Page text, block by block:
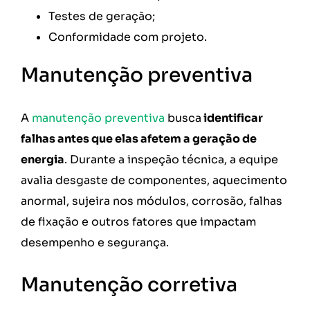
Testes de geração;
Conformidade com projeto.
Manutenção preventiva
A manutenção preventiva buscaidentificar
falhas antes que elas afetem a geração de
energia. Durante a inspeção técnica, a equipe
avalia desgaste de componentes, aquecimento
anormal, sujeira nos módulos, corrosão, falhas
de fixação e outros fatores que impactam
desempenho e segurança.
Manutenção corretiva